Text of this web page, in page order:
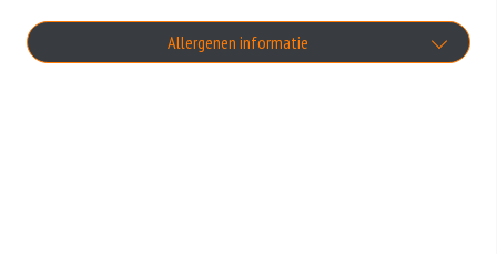
Allergenen informatie